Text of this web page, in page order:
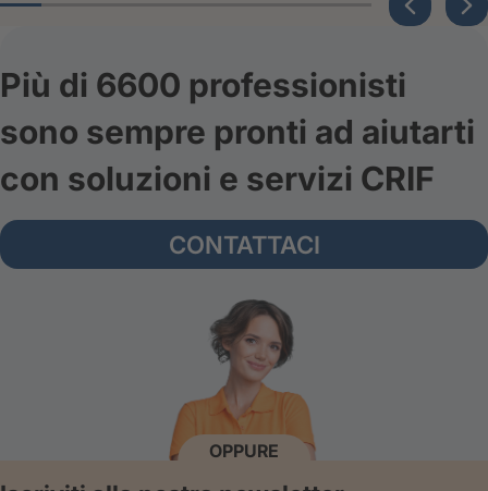
Più di 6600 professionisti
sono sempre pronti ad aiutarti
con soluzioni e servizi CRIF
CONTATTACI
OPPURE